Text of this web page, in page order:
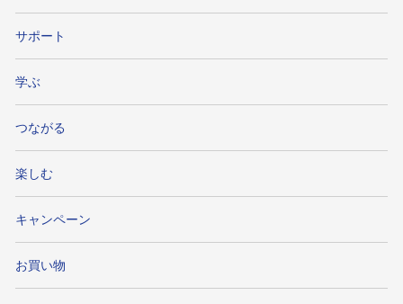
サポート
学ぶ
つながる
楽しむ
キャンペーン
お買い物